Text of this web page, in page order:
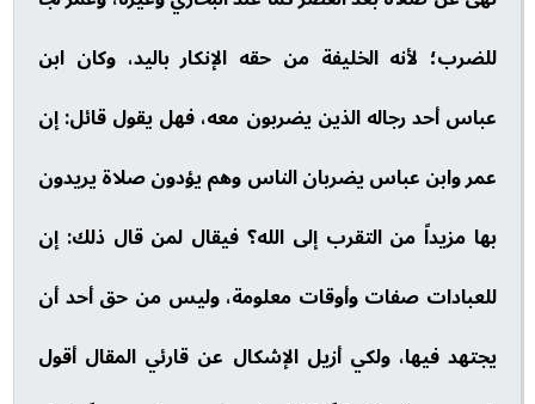
للضرب؛ لأنه الخليفة من حقه الإنكار باليد، وكان ابن
عباس أحد رجاله الذين يضربون معه، فهل يقول قائل: إن
عمر وابن عباس يضربان الناس وهم يؤدون صلاة يريدون
بها مزيداً من التقرب إلى الله؟ فيقال لمن قال ذلك: إن
للعبادات صفات وأوقات معلومة، وليس من حق أحد أن
يجتهد فيها، ولكي أزيل الإشكال عن قارئي المقال أقول